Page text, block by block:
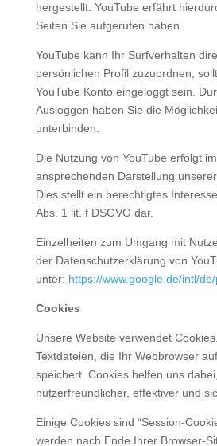
hergestellt. YouTube erfährt
Seiten Sie aufgerufen haben.
YouTube kann Ihr Surfverhalten
persönlichen Profil zuzuordnen,
YouTube Konto eingeloggt sein.
Ausloggen haben Sie die
unterbinden.
Die Nutzung von YouTube erfolgt
ansprechenden Darstellung
Dies stellt ein berechtigtes
Abs. 1 lit. f DSGVO dar.
Einzelheiten zum Umgang mit
der Datenschutzerklärung von
unter: https://www.google.de/intl/
Cookies
Unsere Website verwendet
Textdateien, die Ihr Webbrowser
speichert. Cookies helfen uns
nutzerfreundlicher, effektiver und
Einige Cookies sind “Session-
werden nach Ende Ihrer Browser-